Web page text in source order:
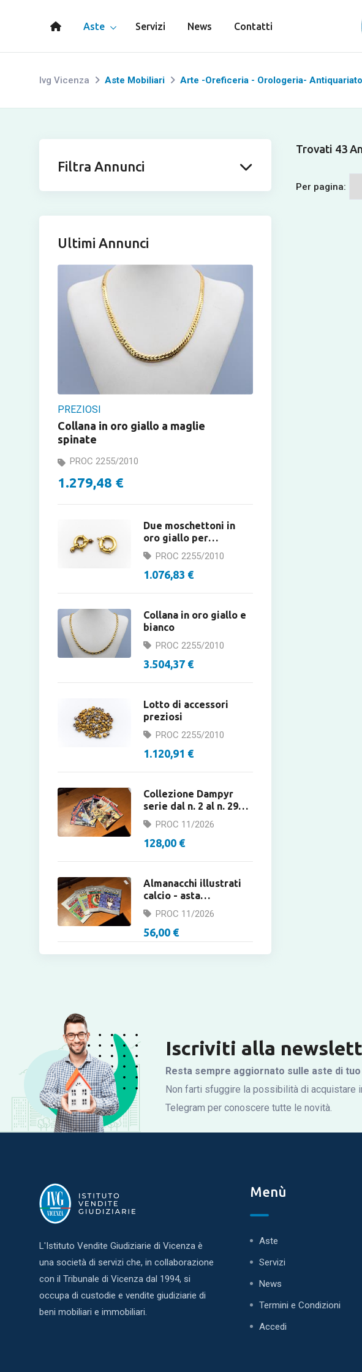
Aste Servizi News Contatti
Ivg Vicenza Aste Mobiliari Arte -Oreficeria - Orologeria- Antiquariato
Filtra Annunci
Ultimi Annunci
PREZIOSI
Collana in oro giallo a maglie
spinate
PROC 2255/2010
1.279,48 €
Due moschettoni in
oro giallo per
bracciale e collana
PROC 2255/2010
1.076,83 €
Collana in oro giallo e
bianco
PROC 2255/2010
3.504,37 €
Lotto di accessori
preziosi
PROC 2255/2010
1.120,91 €
Collezione Dampyr
serie dal n. 2 al n. 291 -
asta fumetti.
PROC 11/2026
128,00 €
Almanacchi illustrati
calcio - asta
collezionismo
calcistico.
PROC 11/2026
56,00 €
Trovati 43
Per pagina:
Iscriviti alla
Resta sempre aggiornato sulle aste di
Non farti sfuggire la possibilità di acquistare
Telegram per conoscere tutte le novità.
L'Istituto Vendite Giudiziarie di Vicenza è
una società di servizi che, in collaborazione
con il Tribunale di Vicenza dal 1994, si
occupa di custodie e vendite giudiziarie di
beni mobiliari e immobiliari.
Menù
Aste
Servizi
News
Termini e Condizioni
Accedi